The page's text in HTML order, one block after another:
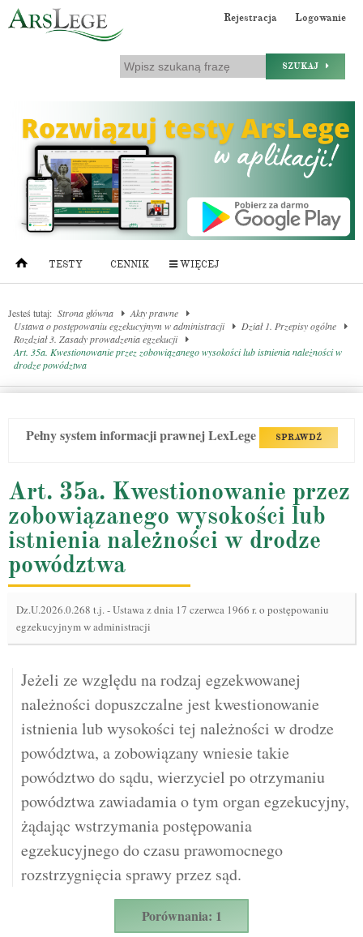
Rejestracja Logowanie
SZUKAJ
TESTY CENNIK WIĘCEJ
Jesteś tutaj: Strona główna
Akty prawne
Ustawa o postępowaniu egzekucyjnym w administracji
Dział 1. Przepisy ogólne
Rozdział 3. Zasady prowadzenia egzekucji
Art. 35a. Kwestionowanie przez zobowiązanego wysokości lub istnienia należności w
drodze powództwa
Pełny system informacji prawnej LexLege SPRAWDŹ
Art. 35a. Kwestionowanie przez
zobowiązanego wysokości lub
istnienia należności w drodze
powództwa
Dz.U.2026.0.268 t.j.-Ustawa z dnia 17 czerwca 1966 r. o postępowaniu
egzekucyjnym w administracji
Jeżeli ze względu na rodzaj egzekwowanej
należności dopuszczalne jest kwestionowanie
istnienia lub wysokości tej należności w drodze
powództwa, a zobowiązany wniesie takie
powództwo do sądu, wierzyciel po otrzymaniu
powództwa zawiadamia o tym organ egzekucyjny,
żądając wstrzymania postępowania
egzekucyjnego do czasu prawomocnego
rozstrzygnięcia sprawy przez sąd.
Porównania: 1